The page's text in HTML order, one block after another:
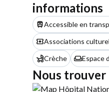
informations
Accessible en
Associations
Crèche
Espace
Nous trouver